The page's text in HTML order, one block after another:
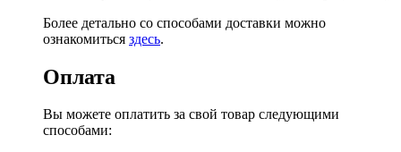
Более детально со способами доставки можно
ознакомиться здесь.
Оплата
Вы можете оплатить за свой товар следующими
способами: